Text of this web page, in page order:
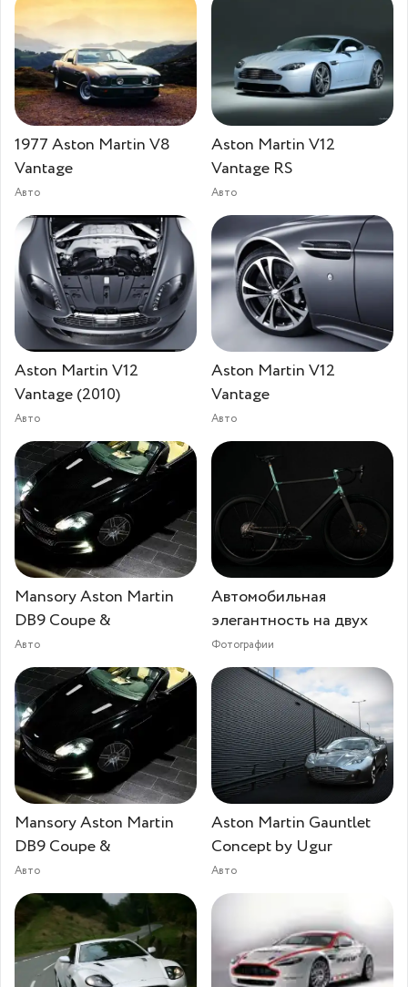
1977 Aston Martin V8
Vantage
Авто
Aston Martin V12
Vantage RS
Авто
Aston Martin V12
Vantage (2010)
Авто
Aston Martin V12
Vantage
Авто
Mansory Aston Martin
DB9 Coupe &
Авто
Автомобильная
элегантность на двух
Фотографии
Mansory Aston Martin
DB9 Coupe &
Авто
Aston Martin Gauntlet
Concept by Ugur
Авто